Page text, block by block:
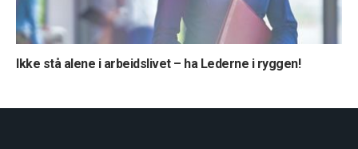
Ikke stå alene i arbeidslivet – ha Lederne i ryggen!